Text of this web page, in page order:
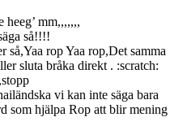
heeg’ mm,,,,,,,
så!!!!
så,Yaa rop Yaa rop,Det samma
sluta bråka direkt . :scratch:
vi kan inte säga bara
som hjälpa Rop att blir mening